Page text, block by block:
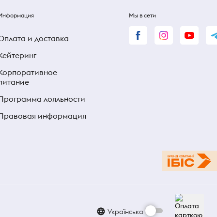
и доставка
лояльности
информация
Мы в сети
Українська